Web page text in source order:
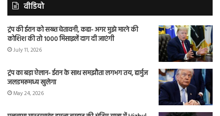
वीडियो
ट्रंप की ईरान को सख्त चेतावनी, कहा- अगर मुझे मारने की
कोशिश की तो 1000 मिसाइलें दाग दी जाएंगी
July 11, 2026
ट्रंप का बड़ा ऐलान- ईरान के साथ समझौता लगभग तय, हार्मुज
जलडमरूमध्य खुलेगा
May 24, 2026